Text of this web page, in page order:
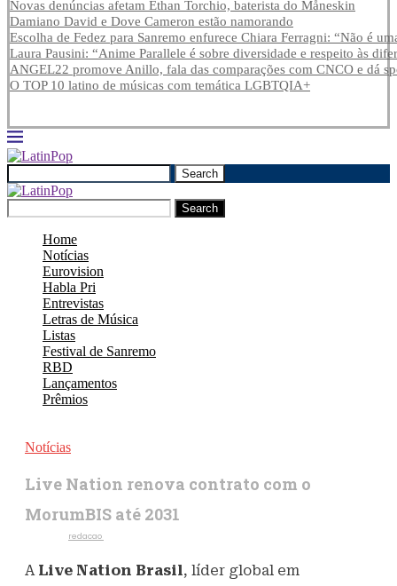
Novas denúncias afetam Ethan Torchio, baterista do Måneskin
Damiano David e Dove Cameron estão namorando
Escolha de Fedez para Sanremo enfurece Chiara Ferragni: “Não é
Laura Pausini: “Anime Parallele é sobre diversidade e respeito às
ANGEL22 promove Anillo, fala das comparações com CNCO e dá
O TOP 10 latino de músicas com temática LGBTQIA+
Search
Search
Home
Notícias
Eurovision
Habla Pri
Entrevistas
Letras de Música
Listas
Festival de Sanremo
RBD
Lançamentos
Prêmios
Notícias
Live Nation renova contrato com o
MorumBIS até 2031
redacao
A Live Nation Brasil, líder global em